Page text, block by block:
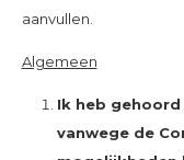
aanvullen.
Algemeen
Ik heb
vanwege de